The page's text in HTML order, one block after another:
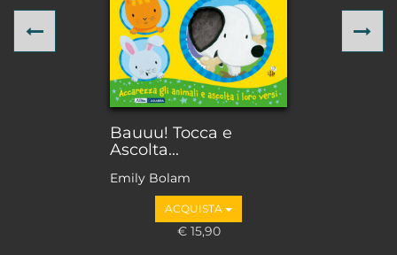
Bauuu! Tocca e
Ascolta...
Emily Bolam
ACQUISTA
€ 15,90
Previous